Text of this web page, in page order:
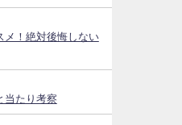
メ！絶対後悔しない
当たり考察